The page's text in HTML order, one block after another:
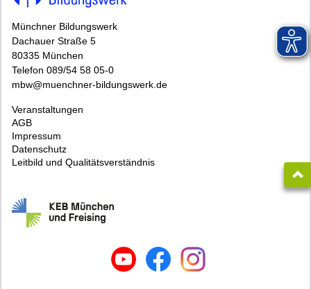
Münchner Bildungswerk
Dachauer Straße 5
80335 München
Telefon 089/54 58 05-0
mbw@muenchner-bildungswerk.de
Veranstaltungen
AGB
Impressum
Datenschutz
Leitbild und Qualitätsverständnis